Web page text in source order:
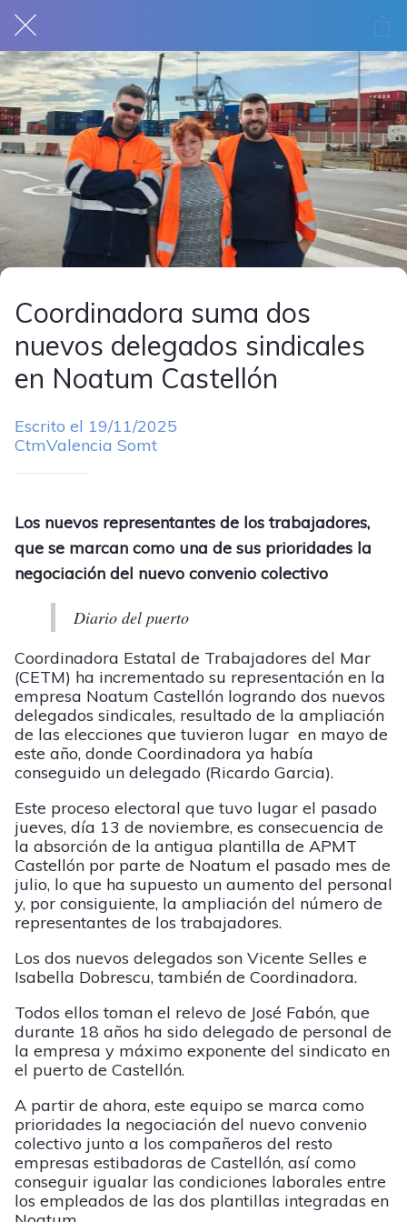
Coordinadora suma dos
nuevos delegados sindicales
en Noatum Castellón
Escrito el 19/11/2025
CtmValencia Somt
Los nuevos representantes de los trabajadores,
que se marcan como una de sus prioridades la
negociación del nuevo convenio colectivo
Diario del puerto
Coordinadora Estatal de Trabajadores del Mar
(CETM) ha incrementado su representación en la
empresa Noatum Castellón logrando dos nuevos
delegados sindicales, resultado de la ampliación
de las elecciones que tuvieron lugar en mayo de
este año, donde Coordinadora ya había
conseguido un delegado (Ricardo Garcia).
Este proceso electoral que tuvo lugar el pasado
jueves, día 13 de noviembre, es consecuencia de
la absorción de la antigua plantilla de APMT
Castellón por parte de Noatum el pasado mes de
julio, lo que ha supuesto un aumento del personal
y, por consiguiente, la ampliación del número de
representantes de los trabajadores.
Los dos nuevos delegados son Vicente Selles e
Isabella Dobrescu, también de Coordinadora.
Todos ellos toman el relevo de José Fabón, que
durante 18 años ha sido delegado de personal de
la empresa y máximo exponente del sindicato en
el puerto de Castellón.
A partir de ahora, este equipo se marca como
prioridades la negociación del nuevo convenio
colectivo junto a los compañeros del resto
empresas estibadoras de Castellón, así como
conseguir igualar las condiciones laborales entre
los empleados de las dos plantillas integradas en